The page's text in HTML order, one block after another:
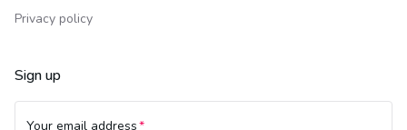
Privacy policy
Sign up
Your email address